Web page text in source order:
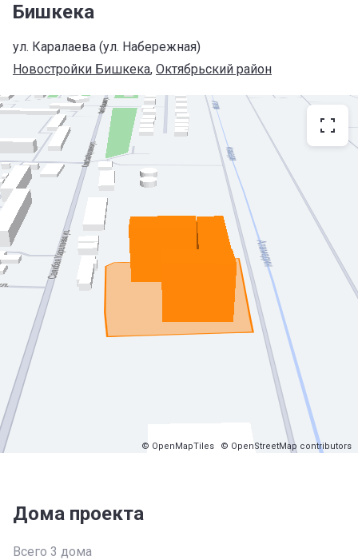
Бишкека
ул. Каралаева (ул. Набережная)
Новостройки Бишкека, Октябрьский район
© OpenMapTiles © OpenStreetMap contributors
Дома проекта
Всего 3 дома